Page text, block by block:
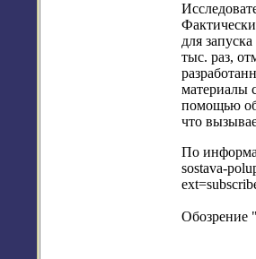
для
тыс. раз,
материалы
помощью
что
По
sostava-
Обозрение